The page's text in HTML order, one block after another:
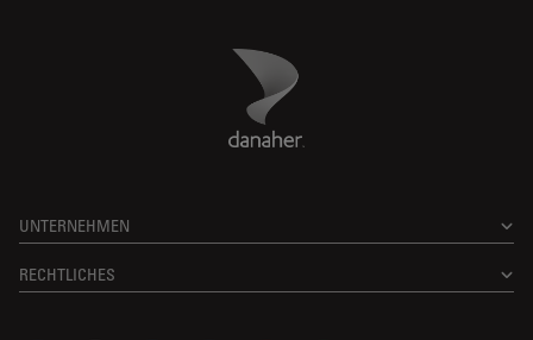
Danaher Logo
UNTERNEHMEN
RECHTLICHES